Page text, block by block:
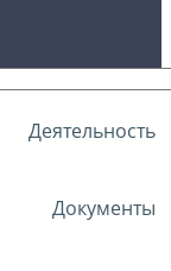
Деятельность
Документы